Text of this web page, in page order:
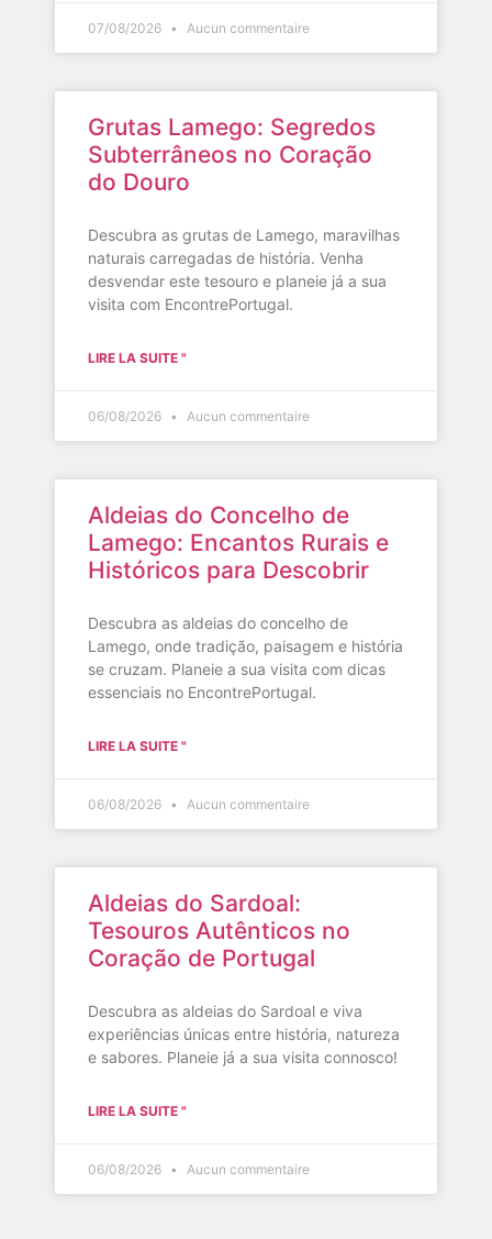
07/08/2026 Aucun commentaire
Grutas Lamego: Segredos
Subterrâneos no Coração
do Douro
Descubra as grutas de Lamego, maravilhas
naturais carregadas de história. Venha
desvendar este tesouro e planeie já a sua
visita com EncontrePortugal.
LIRE LA SUITE "
06/08/2026 Aucun commentaire
Aldeias do Concelho de
Lamego: Encantos Rurais e
Históricos para Descobrir
Descubra as aldeias do concelho de
Lamego, onde tradição, paisagem e história
se cruzam. Planeie a sua visita com dicas
essenciais no EncontrePortugal.
LIRE LA SUITE "
06/08/2026 Aucun commentaire
Aldeias do Sardoal:
Tesouros Autênticos no
Coração de Portugal
Descubra as aldeias do Sardoal e viva
experiências únicas entre história, natureza
e sabores. Planeie já a sua visita connosco!
LIRE LA SUITE "
06/08/2026 Aucun commentaire